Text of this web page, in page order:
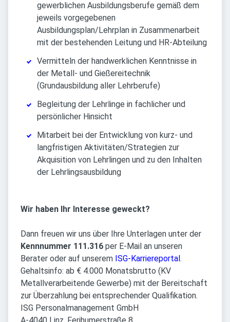
gewerblichen Ausbildungsberufe gemäß dem
jeweils vorgegebenen
Ausbildungsplan/Lehrplan in Zusammenarbeit
mit der bestehenden Leitung und HR-Abteilung
Vermitteln der handwerklichen Kenntnisse in
der Metall- und Gießereitechnik
(Grundausbildung aller Lehrberufe)
Begleitung der Lehrlinge in fachlicher und
persönlicher Hinsicht
Mitarbeit bei der Entwicklung von kurz- und
langfristigen Aktivitäten/Strategien zur
Akquisition von Lehrlingen und zu den Inhalten
der Lehrlingsausbildung
Wir haben Ihr Interesse geweckt?
Dann freuen wir uns über Ihre Unterlagen unter der
Kennnummer 111.316 per E-Mail an unseren
Berater oder auf unserem ISG-Karriereportal .
Gehaltsinfo: ab € 4.000 Monatsbrutto (KV
Metallverarbeitende Gewerbe) mit der Bereitschaft
zur Überzahlung bei entsprechender Qualifikation.
ISG Personalmanagement GmbH